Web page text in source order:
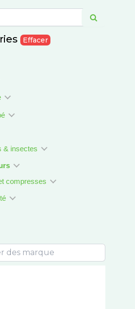
Effacer
& insectes
compresses